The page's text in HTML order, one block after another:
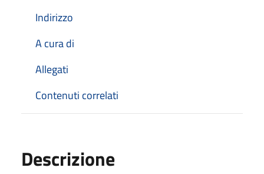
Indirizzo
A cura di
Allegati
Contenuti correlati
Descrizione